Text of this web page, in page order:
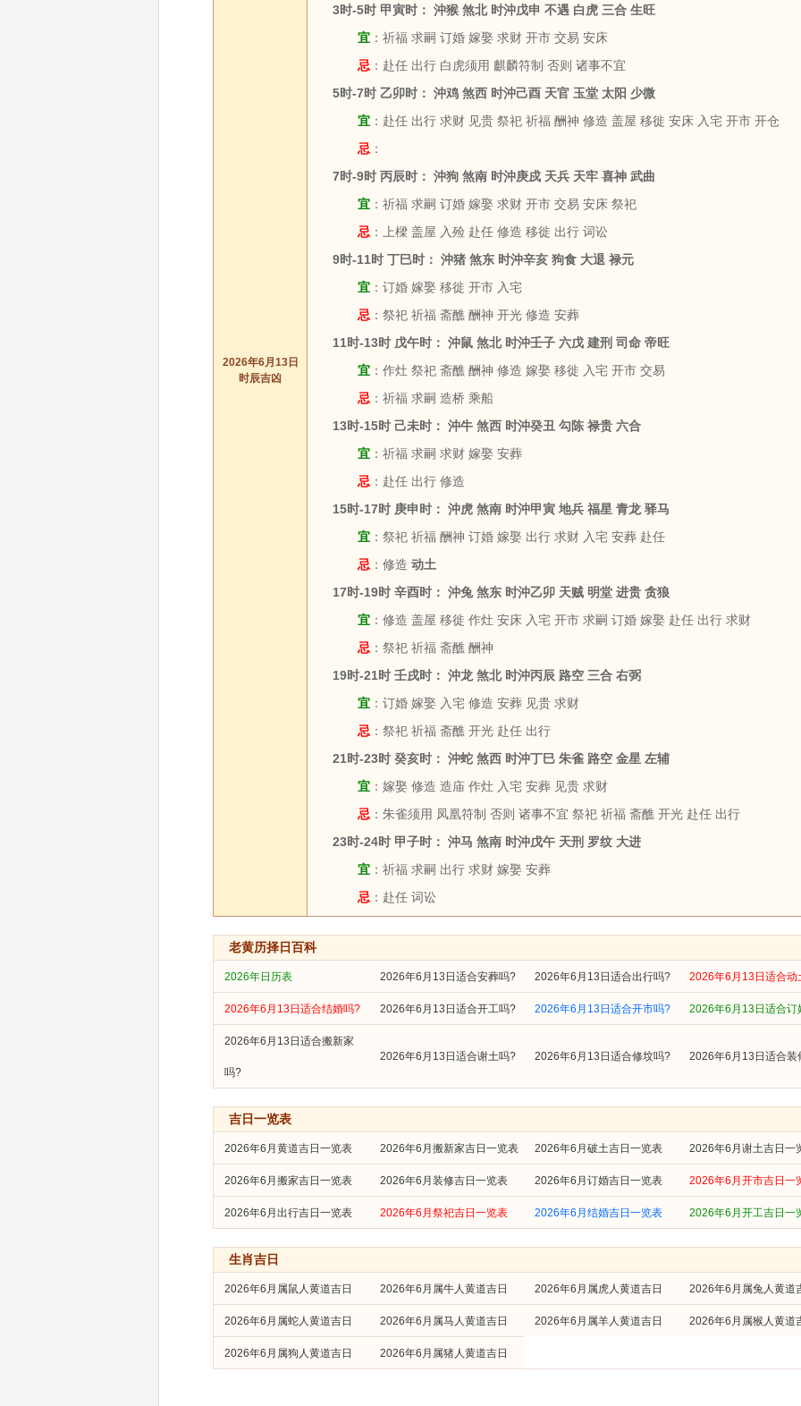
2026年6月13日
时辰吉凶
3时-5时 甲寅时： 沖猴 煞北 时沖戊申 不遇 白虎 三合 生旺
宜 ：祈福 求嗣 订婚 嫁娶 求财 开市 交易 安床
忌 ：赴任 出行 白虎须用 麒麟符制 否则 诸事不宜
5时-7时 乙卯时： 沖鸡 煞西 时沖己酉 天官 玉堂 太阳 少微
宜 ：赴任 出行 求财 见贵 祭祀 祈福 酬神 修造 盖屋 移徙 安床 入宅 开市 开仓
忌 ：
7时-9时 丙辰时： 沖狗 煞南 时沖庚戍 天兵 天牢 喜神 武曲
宜 ：祈福 求嗣 订婚 嫁娶 求财 开市 交易 安床 祭祀
忌 ：上樑 盖屋 入殓 赴任 修造 移徙 出行 词讼
9时-11时 丁巳时： 沖猪 煞东 时沖辛亥 狗食 大退 禄元
宜 ：订婚 嫁娶 移徙 开市 入宅
忌 ：祭祀 祈福 斋醮 酬神 开光 修造 安葬
11时-13时 戊午时： 沖鼠 煞北 时沖壬子 六戊 建刑 司命 帝旺
宜 ：作灶 祭祀 斋醮 酬神 修造 嫁娶 移徙 入宅 开市 交易
忌 ：祈福 求嗣 造桥 乘船
13时-15时 己未时： 沖牛 煞西 时沖癸丑 勾陈 禄贵 六合
宜 ：祈福 求嗣 求财 嫁娶 安葬
忌 ：赴任 出行 修造
15时-17时 庚申时： 沖虎 煞南 时沖甲寅 地兵 福星 青龙 驿马
宜 ：祭祀 祈福 酬神 订婚 嫁娶 出行 求财 入宅 安葬 赴任
忌 ：修造 动土
17时-19时 辛酉时： 沖兔 煞东 时沖乙卯 天贼 明堂 进贵 贪狼
宜 ：修造 盖屋 移徙 作灶 安床 入宅 开市 求嗣 订婚 嫁娶 赴任 出行 求财
忌 ：祭祀 祈福 斋醮 酬神
19时-21时 壬戌时： 沖龙 煞北 时沖丙辰 路空 三合 右弼
宜 ：订婚 嫁娶 入宅 修造 安葬 见贵 求财
忌 ：祭祀 祈福 斋醮 开光 赴任 出行
21时-23时 癸亥时： 沖蛇 煞西 时沖丁巳 朱雀 路空 金星 左辅
宜 ：嫁娶 修造 造庙 作灶 入宅 安葬 见贵 求财
忌 ：朱雀须用 凤凰符制 否则 诸事不宜 祭祀 祈福 斋醮 开光 赴任 出行
23时-24时 甲子时： 沖马 煞南 时沖戊午 天刑 罗纹 大进
宜 ：祈福 求嗣 出行 求财 嫁娶 安葬
忌 ：赴任 词讼
老黄历择日百科
2026年日历表 2026年6月13日适合安葬吗? 2026年6月13日适合出行吗? 2026年6月13日适合动
2026年6月13日适合结婚吗? 2026年6月13日适合开工吗? 2026年6月13日适合开市吗? 2026年6月13日适合订
2026年6月13日适合搬新家
吗?
2026年6月13日适合谢土吗? 2026年6月13日适合修坟吗? 2026年6月13日适合装
吉日一览表
2026年6月黄道吉日一览表 2026年6月搬新家吉日一览表 2026年6月破土吉日一览表 2026年6月谢土吉日一
2026年6月搬家吉日一览表 2026年6月装修吉日一览表 2026年6月订婚吉日一览表 2026年6月开市吉日一
2026年6月出行吉日一览表 2026年6月祭祀吉日一览表 2026年6月结婚吉日一览表 2026年6月开工吉日一
生肖吉日
2026年6月属鼠人黄道吉日 2026年6月属牛人黄道吉日 2026年6月属虎人黄道吉日 2026年6月属兔人黄道
2026年6月属蛇人黄道吉日 2026年6月属马人黄道吉日 2026年6月属羊人黄道吉日 2026年6月属猴人黄道
2026年6月属狗人黄道吉日 2026年6月属猪人黄道吉日